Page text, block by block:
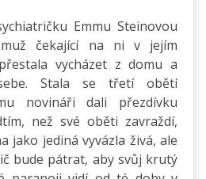
Emmu Steinovou
muž čekající na ni v jejím
vycházet z domu a
Stala se třetí obětí
novináři dali přezdívku
než své oběti zavraždí,
jako jediná vyvázla živá, ale
bude pátrat, aby svůj krutý